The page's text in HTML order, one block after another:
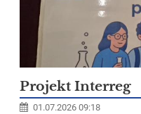
dělo
Projekt Interreg
01.07.2026 09:18